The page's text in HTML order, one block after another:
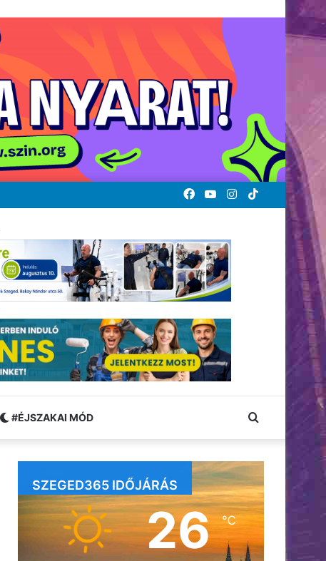
TikTok
Instagram
YouTube
Facebook
#ÉJSZAKAI MÓD Keresés:
SZEGED365 IDŐJÁRÁS
26℃